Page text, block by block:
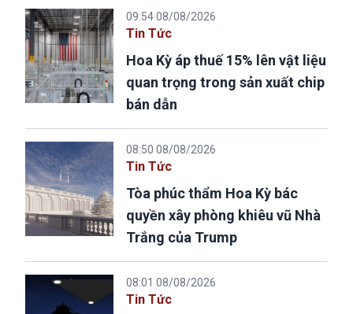
09:54 08/08/2026
Tin Tức
Hoa Kỳ áp thuế 15% lên vật liệu
quan trọng trong sản xuất chip
bán dẫn
08:50 08/08/2026
Tin Tức
Tòa phúc thẩm Hoa Kỳ bác
quyền xây phòng khiêu vũ Nhà
Trắng của Trump
08:01 08/08/2026
Tin Tức